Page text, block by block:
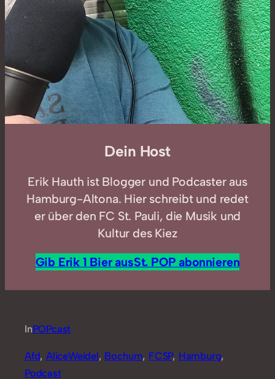
Dein Host
Erik Hauth ist Blogger und Podcaster aus
Hamburg-Altona. Hier schreibt und redet
er über den FC St. Pauli, die Musik und
Kultur des Kiez
Gib Erik 1 Bier ausSt. POP abonnieren
InPOPcast
Afd, AliceWeidel, Bochum, FCSP, Hamburg
Podcast